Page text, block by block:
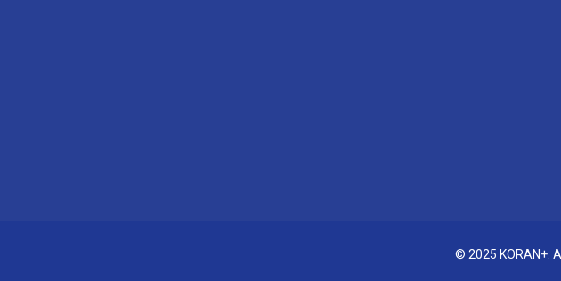
© 2025 KORAN+.